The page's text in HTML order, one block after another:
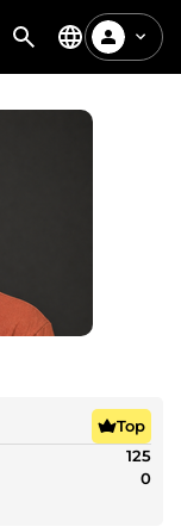
Top
125
0